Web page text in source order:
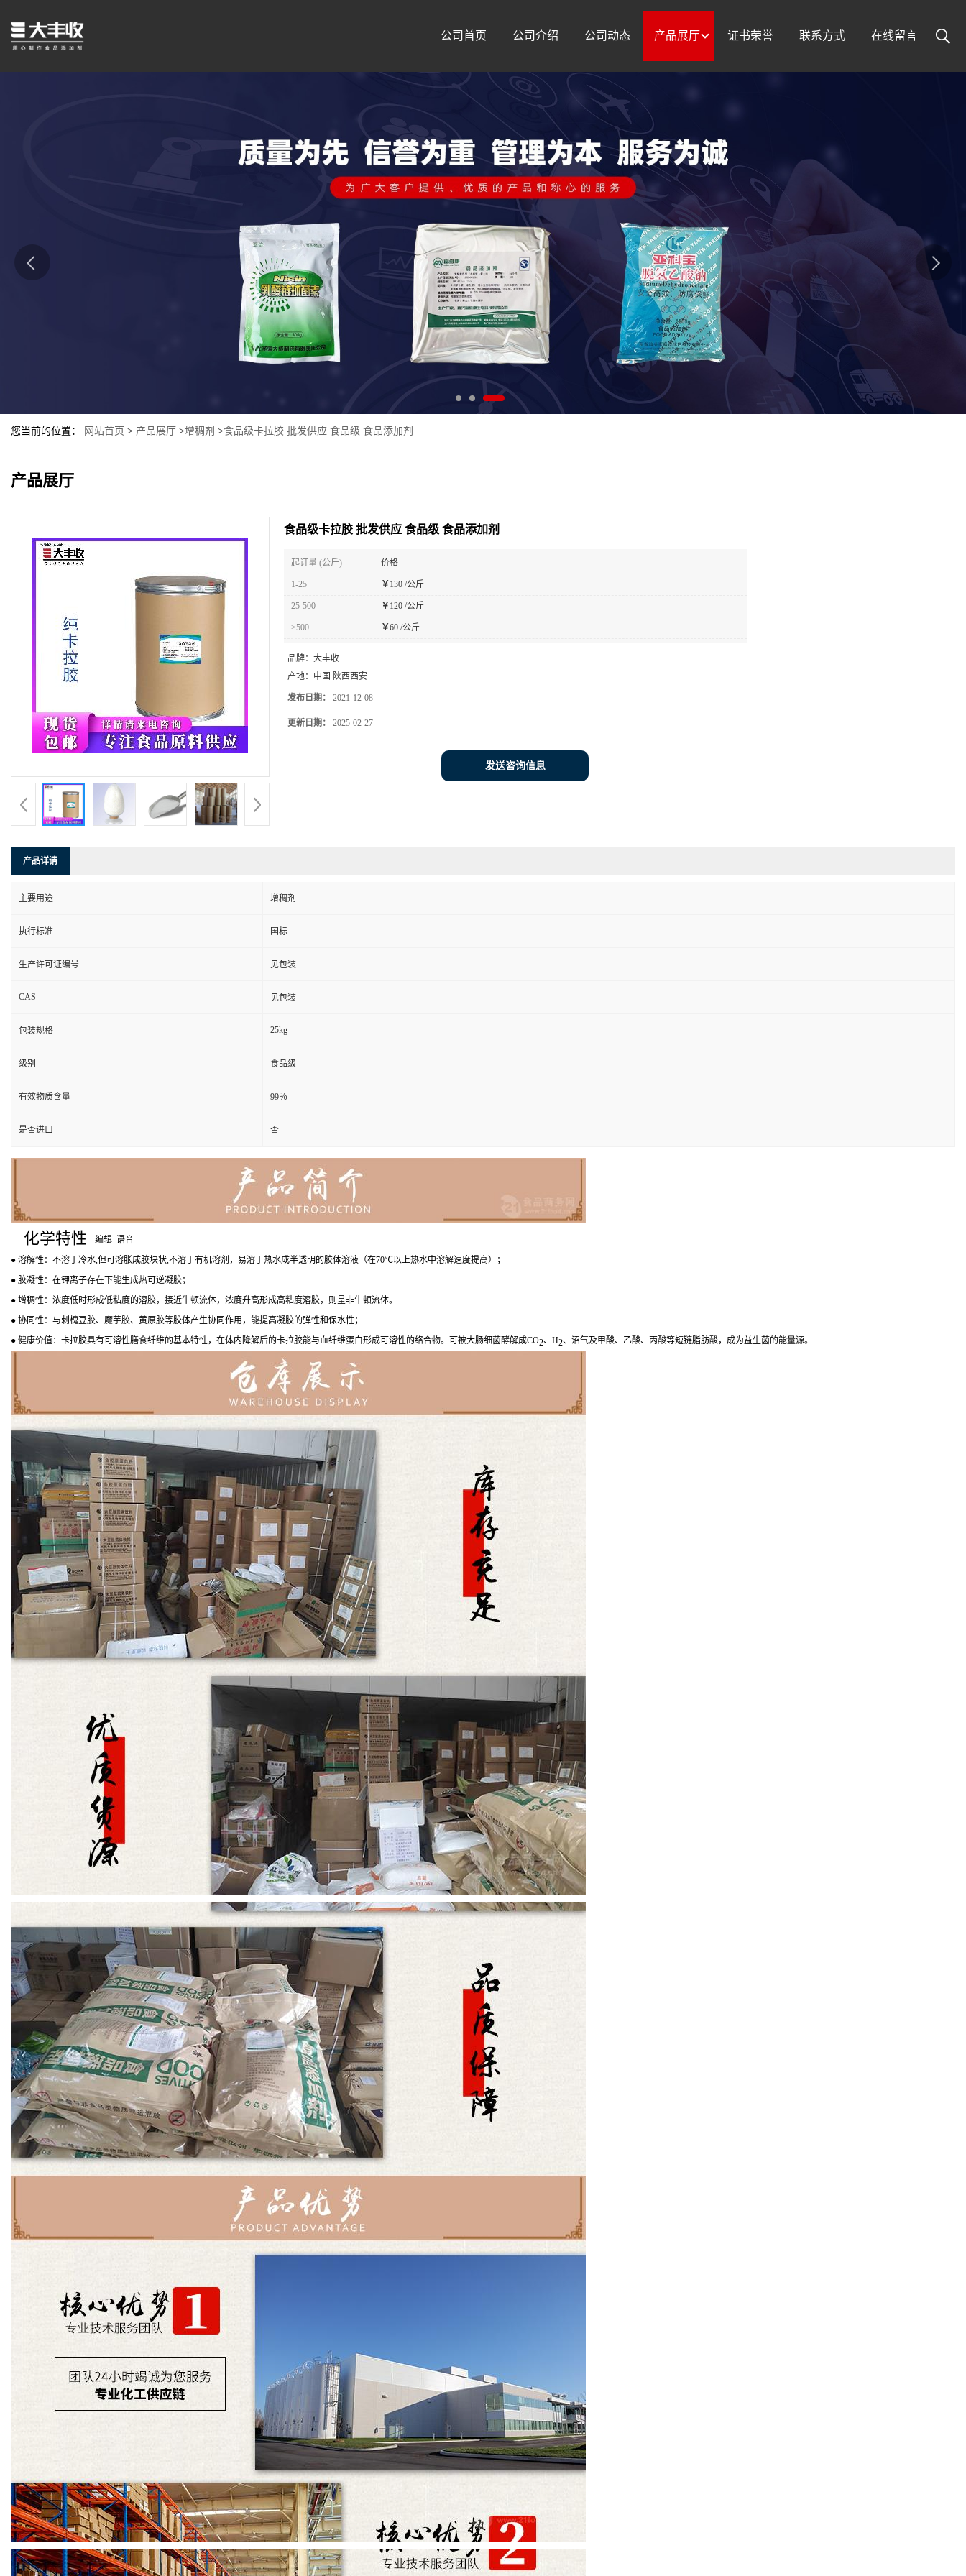
公司首页 公司介绍 公司动态 产品展厅 证书荣誉 联系方式 在线留言
您当前的位置： 网站首页 > 产品展厅 >增稠剂 >食品级卡拉胶 批发供应 食品级 食品添加剂
产品展厅
食品级卡拉胶 批发供应 食品级 食品添加剂
起订量 (公斤) 价格
1-25 ￥ 130 /公斤
25-500 ￥ 120 /公斤
≥500 ￥60 /公斤
品牌： 大丰收
产地： 中国 陕西西安
发布日期： 2021-12-08
更新日期： 2025-02-27
发送咨询信息
产品详请
主要用途 增稠剂
执行标准 国标
生产许可证编号 见包装
CAS 见包装
包装规格 25kg
级别 食品级
有效物质含量 99％
是否进口 否
化学特性 编辑 语音
● 溶解性：不溶于冷水,但可溶胀成胶块状,不溶于有机溶剂，易溶于热水成半透明的胶体溶液（在70℃以上热水中溶解速度提高）；
● 胶凝性：在钾离子存在下能生成热可逆凝胶；
● 增稠性：浓度低时形成低粘度的溶胶，接近牛顿流体，浓度升高形成高粘度溶胶，则呈非牛顿流体。
● 协同性：与刺槐豆胶、魔芋胶、黄原胶等胶体产生协同作用，能提高凝胶的弹性和保水性；
● 健康价值：卡拉胶具有可溶性膳食纤维的基本特性，在体内降解后的卡拉胶能与血纤维蛋白形成可溶性的络合物。可被大肠细菌酵解成CO2、H2、沼气及甲酸、乙酸、丙酸等短链脂肪酸，成为益生菌的能量源。